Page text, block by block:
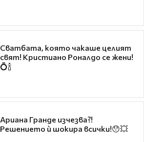
Сватбата, която чакаше целият
свят! Кристиано Роналдо се жени!
💍🍾
Ариана Гранде изчезва?!
Решението ѝ шокира всички!😯💥